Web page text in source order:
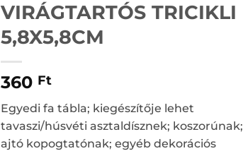
VIRÁGTARTÓS TRICIKLI
5,8X5,8CM
360 Ft
Egyedi fa tábla; kiegészítője lehet
tavaszi/húsvéti asztaldísznek; koszorúnak;
ajtó kopogtatónak; egyéb dekorációs